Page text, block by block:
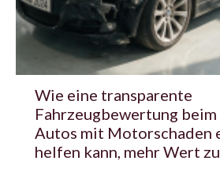
Wie eine transparente
Fahrzeugbewertung
Autos mit Motorschaden
helfen kann, mehr Wert